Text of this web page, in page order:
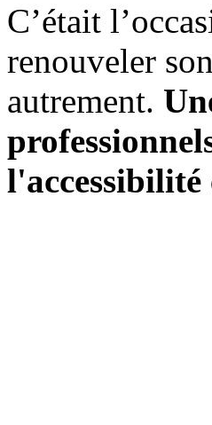
C’était
renouveler
autrement.
l'accessibilité